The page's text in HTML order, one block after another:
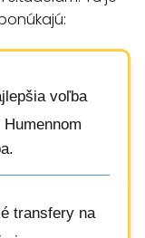
voľba
transfery na